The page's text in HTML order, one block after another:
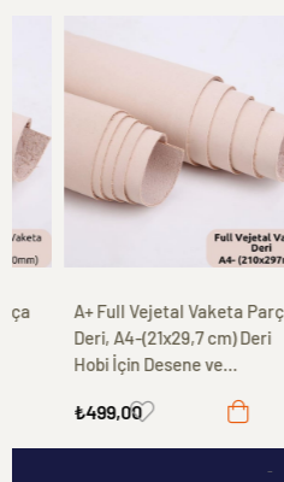
A+ Full Vejetal Vaketa Parça
Deri, A4-(21x29,7 cm) Deri
Hobi İçin Desene ve
₺499,00
-